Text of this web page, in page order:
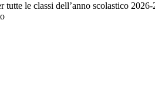
le classi dell’anno scolastico 2026-